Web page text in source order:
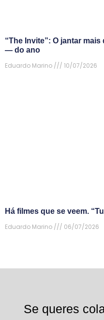
“The Invite”: O jantar
— do ano
Eduardo Marino
10/07/2026
Há filmes que se veem.
Eduardo Marino
06/07/2026
Se queres